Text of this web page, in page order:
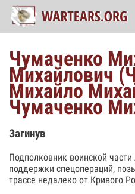
Чумаченко
Михайлович
Михайло
Чумаченко
Загинув
Подполковник воинской
поддержки спецопераций,
трассе недалеко от Кривого